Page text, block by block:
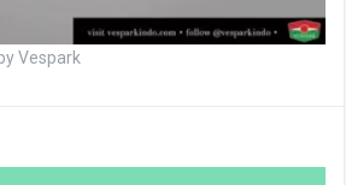
Vespark